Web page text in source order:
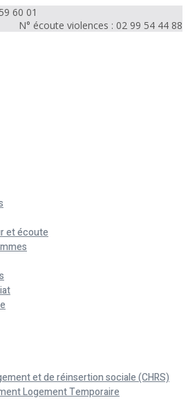
60 01
N° écoute violences : 02 99 54 44 88
et écoute
et de réinsertion sociale (CHRS)
Logement Temporaire